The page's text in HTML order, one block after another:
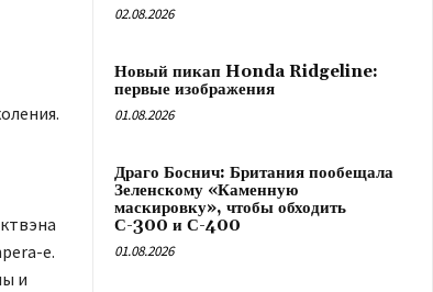
e.
и
02.08.2026
Новый пикап Honda Ridgeline:
первые изображения
01.08.2026
Драго Боснич: Британия пообещала
Зеленскому «Каменную
маскировку», чтобы обходить
С-300 и С-400
01.08.2026